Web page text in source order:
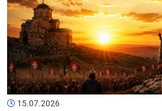
15.07.2026